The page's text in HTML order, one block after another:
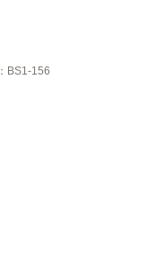
：BS1-156